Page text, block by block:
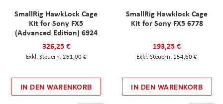
SmallRig HawkLock Cage
Kit for Sony FX5
(Advanced Edition) 6924
326,25 €
261,00 €
IN DEN WARENKORB
SmallRig Hawklock Cage
Kit for Sony FX5 6778
193,25 €
154,60 €
IN DEN WARENKORB